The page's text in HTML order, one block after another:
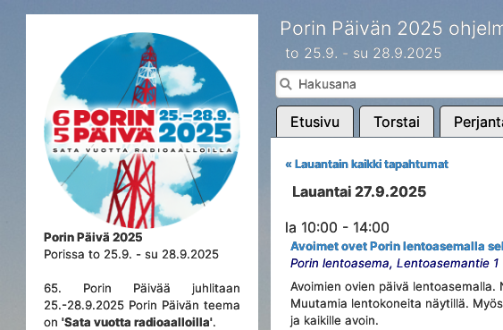
Porin Päivä 2025
Porissa to 25.9. - su 28.9.2025
65. Porin Päivää juhlitaan
25.-28.9.2025 Porin Päivän teema
on'Sata vuotta radioaalloilla'.
Porin Päivän 2025
to 25.9. - su 28.9.2025
Etusivu Torstai
« Lauantain kaikki tapahtumat
Lauantai 27.9.2025
la 10:00 - 14:00
Avoimet ovet Porin lentoasemalla
Porin lentoasema, Lentoasemantie 1
Avoimien ovien päivä
Muutamia lentokoneita näytillä.
ja kaikille avoin.